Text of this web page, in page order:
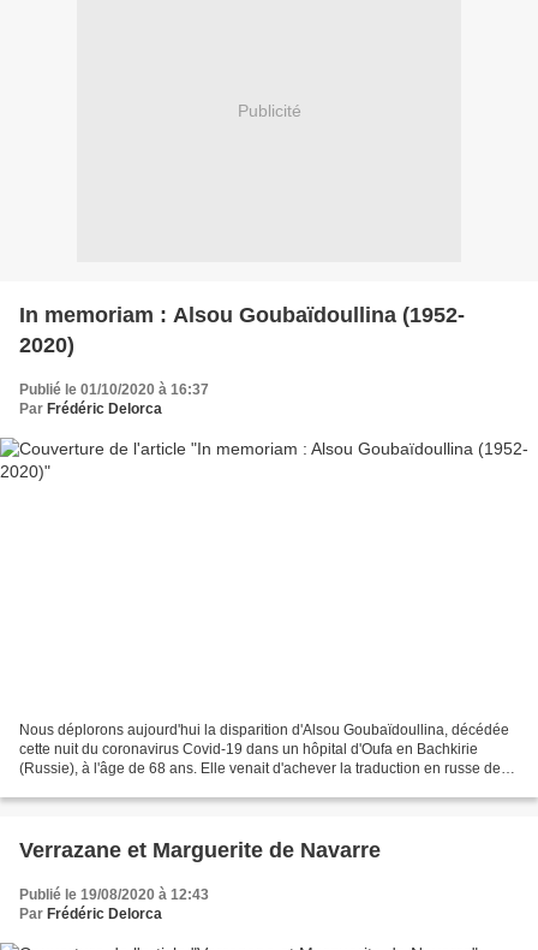
Publicité
In memoriam : Alsou Goubaïdoullina (1952-
2020)
Publié le 01/10/2020 à 16:37
Par Frédéric Delorca
Nous déplorons aujourd'hui la disparition d'Alsou Goubaïdoullina, décédée
cette nuit du coronavirus Covid-19 dans un hôpital d'Oufa en Bachkirie
(Russie), à l'âge de 68 ans. Elle venait d'achever la traduction en russe de
Verrazane et Marguerite de Navarre
Publié le 19/08/2020 à 12:43
Par Frédéric Delorca